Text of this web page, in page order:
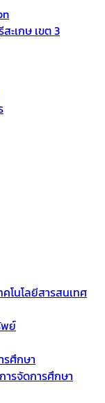
โนโลยีสารสนเทศ
พย์
ศึกษา
ารจัดการศึกษา